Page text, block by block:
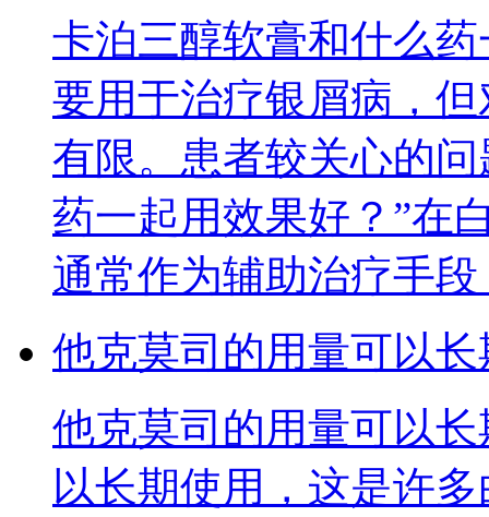
卡泊三醇软膏和什么
要用于治疗银屑病，
有限。患者较关心的
药一起用效果好？”在
通常作为辅助治疗手
他克莫司的用量可以
他克莫司的用量可以
以长期使用，这是许